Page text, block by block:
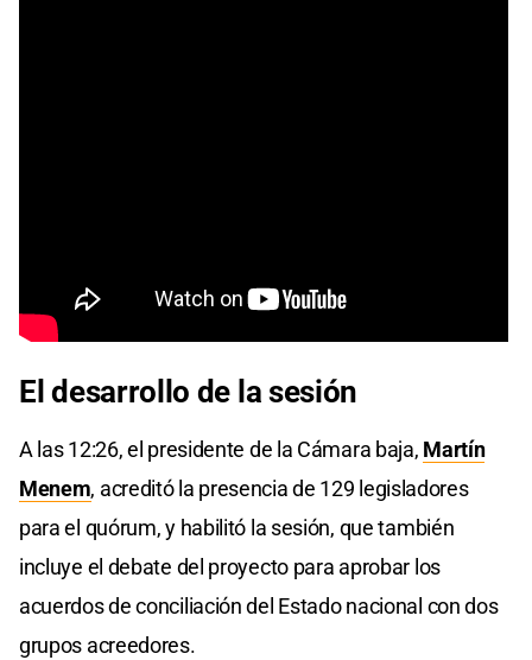
El desarrollo de la sesión
A las 12:26, el presidente de la Cámara baja, Martín
Menem, acreditó la presencia de 129 legisladores
para el quórum, y habilitó la sesión, que también
incluye el debate del proyecto para aprobar los
acuerdos de conciliación del Estado nacional con dos
grupos acreedores.